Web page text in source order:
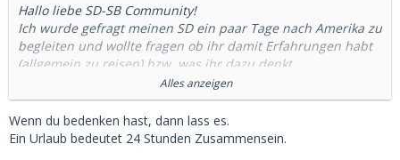
Hallo liebe SD-SB Community!
Ich wurde gefragt meinen SD ein paar Tage nach Amerika zu
begleiten und wollte fragen ob ihr damit Erfahrungen habt
(allgemein zu reisen) bzw. was ihr dazu denkt.
In meinem Fall kennen wir uns schon von 2-3 Dates und wir
verstehen uns sehr gut, schreiben jeden Tag seit Monaten.
Ich habe es bisher dennoch sehr genossen bei Treffen
jederzeit wieder nach Hause fahren zu können. (Als eine Art
Alles anzeigen
Wenn du bedenken hast, dann lass es.
Ein Urlaub bedeutet 24 Stunden Zusammensein.